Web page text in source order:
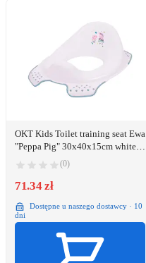
OKT Kids Toilet training seat Ewa
"Peppa Pig" 30x40x15cm white
4052396080551
(0)
71.34 zł
Dostępne u naszego dostawcy · 10
dni